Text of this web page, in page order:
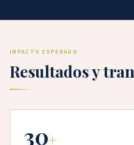
IMPACTO ESPERADO
Resultados y
30+